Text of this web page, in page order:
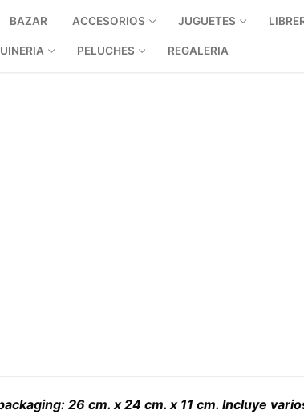
BAZAR ACCESORIOS JUGUETES
PELUCHES REGALERIA
26 cm. x 24 cm. x 11 cm. Incluye